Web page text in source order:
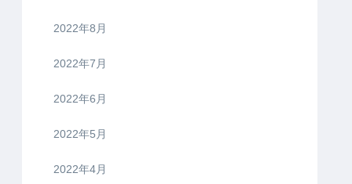
2022年8月
2022年7月
2022年6月
2022年5月
2022年4月